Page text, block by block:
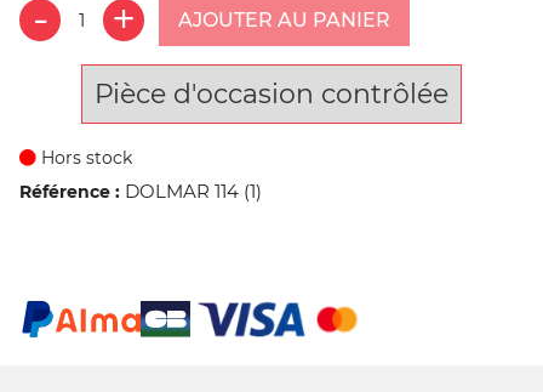
AJOUTER AU PANIER
Pièce d'occasion contrôlée
Hors stock
Référence : DOLMAR 114 (1)